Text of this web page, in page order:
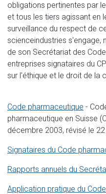
obligations pertinentes par
et tous les tiers agissant en
surveillance du respect de
scienceindustries s'engage,
de son Secrétariat des
entreprises signataires du
sur l'éthique et le droit de la
Code pharmaceutique -
pharmaceutique en Suisse
décembre 2003, révisé le
Signataires du Code
Rapports annuels du
Application pratique du